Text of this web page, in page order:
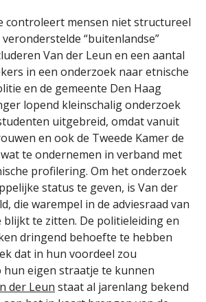
controleert mensen niet structureel
“buitenlandse”
Van der Leun en een aantal
in een onderzoek naar etnische
en de gemeente Den Haag
lopend kleinschalig onderzoek
uitgebreid, omdat vanuit
en ook de Tweede Kamer de
te ondernemen in verband met
profilering. Om het onderzoek
status te geven, is Van der
die warempel in de adviesraad van
blijkt te zitten. De politieleiding en
dringend behoefte te hebben
dat in hun voordeel zou
hun eigen straatje te kunnen
der Leun staat al jarenlang bekend